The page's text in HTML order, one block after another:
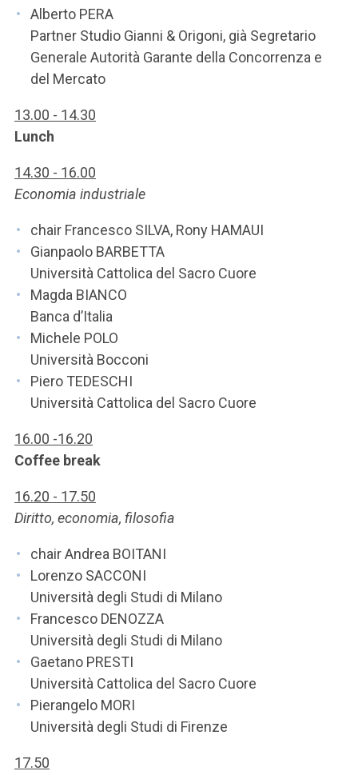
Alberto PERA
Partner Studio Gianni & Origoni, già Segretario
Generale Autorità Garante della Concorrenza e
del Mercato
13.00 - 14.30
Lunch
14.30 - 16.00
Economia industriale
chair Francesco SILVA, Rony HAMAUI
Gianpaolo BARBETTA
Università Cattolica del Sacro Cuore
Magda BIANCO
Banca d’Italia
Michele POLO
Università Bocconi
Piero TEDESCHI
Università Cattolica del Sacro Cuore
16.00 -16.20
Coffee break
16.20 - 17.50
Diritto, economia, filosofia
chair Andrea BOITANI
Lorenzo SACCONI
Università degli Studi di Milano
Francesco DENOZZA
Università degli Studi di Milano
Gaetano PRESTI
Università Cattolica del Sacro Cuore
Pierangelo MORI
Università degli Studi di Firenze
17.50